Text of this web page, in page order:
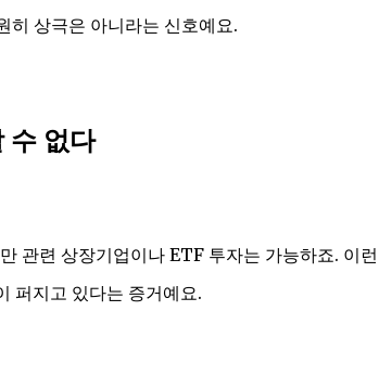
히 상극은 아니라는 신호예요.
수 없다
관련 상장기업이나 ETF 투자는 가능하죠. 이런
퍼지고 있다는 증거예요.